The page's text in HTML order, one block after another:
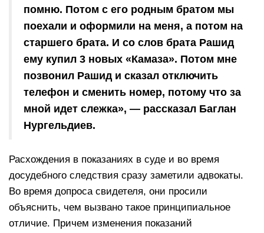
помню. Потом с его родным братом мы
поехали и оформили на меня, а потом на
старшего брата. И со слов брата Рашид
ему купил 3 новых «Камаза». Потом мне
позвонил Рашид и сказал отключить
телефон и сменить номер, потому что за
мной идет слежка», — рассказал Баглан
Нургельдиев.
Расхождения в показаниях в суде и во время
досудебного следствия сразу заметили адвокаты.
Во время допроса свидетеля, они просили
объяснить, чем вызвано такое принципиальное
отличие. Причем изменения показаний